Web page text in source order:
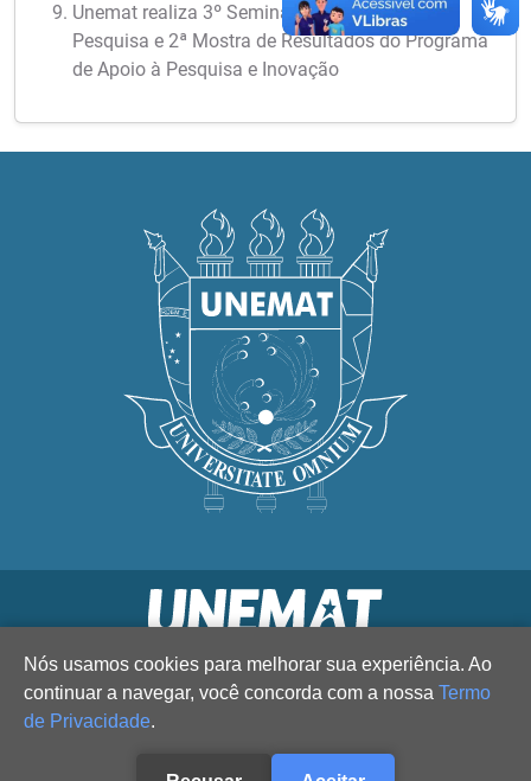
Unemat realiza 3º Seminário Meio Termo de
Pesquisa e 2ª Mostra de Resultados do Programa
de Apoio à Pesquisa e Inovação
Nós usamos cookies para melhorar sua experiência. Ao
continuar a navegar, você concorda com a nossa Termo
de Privacidade.